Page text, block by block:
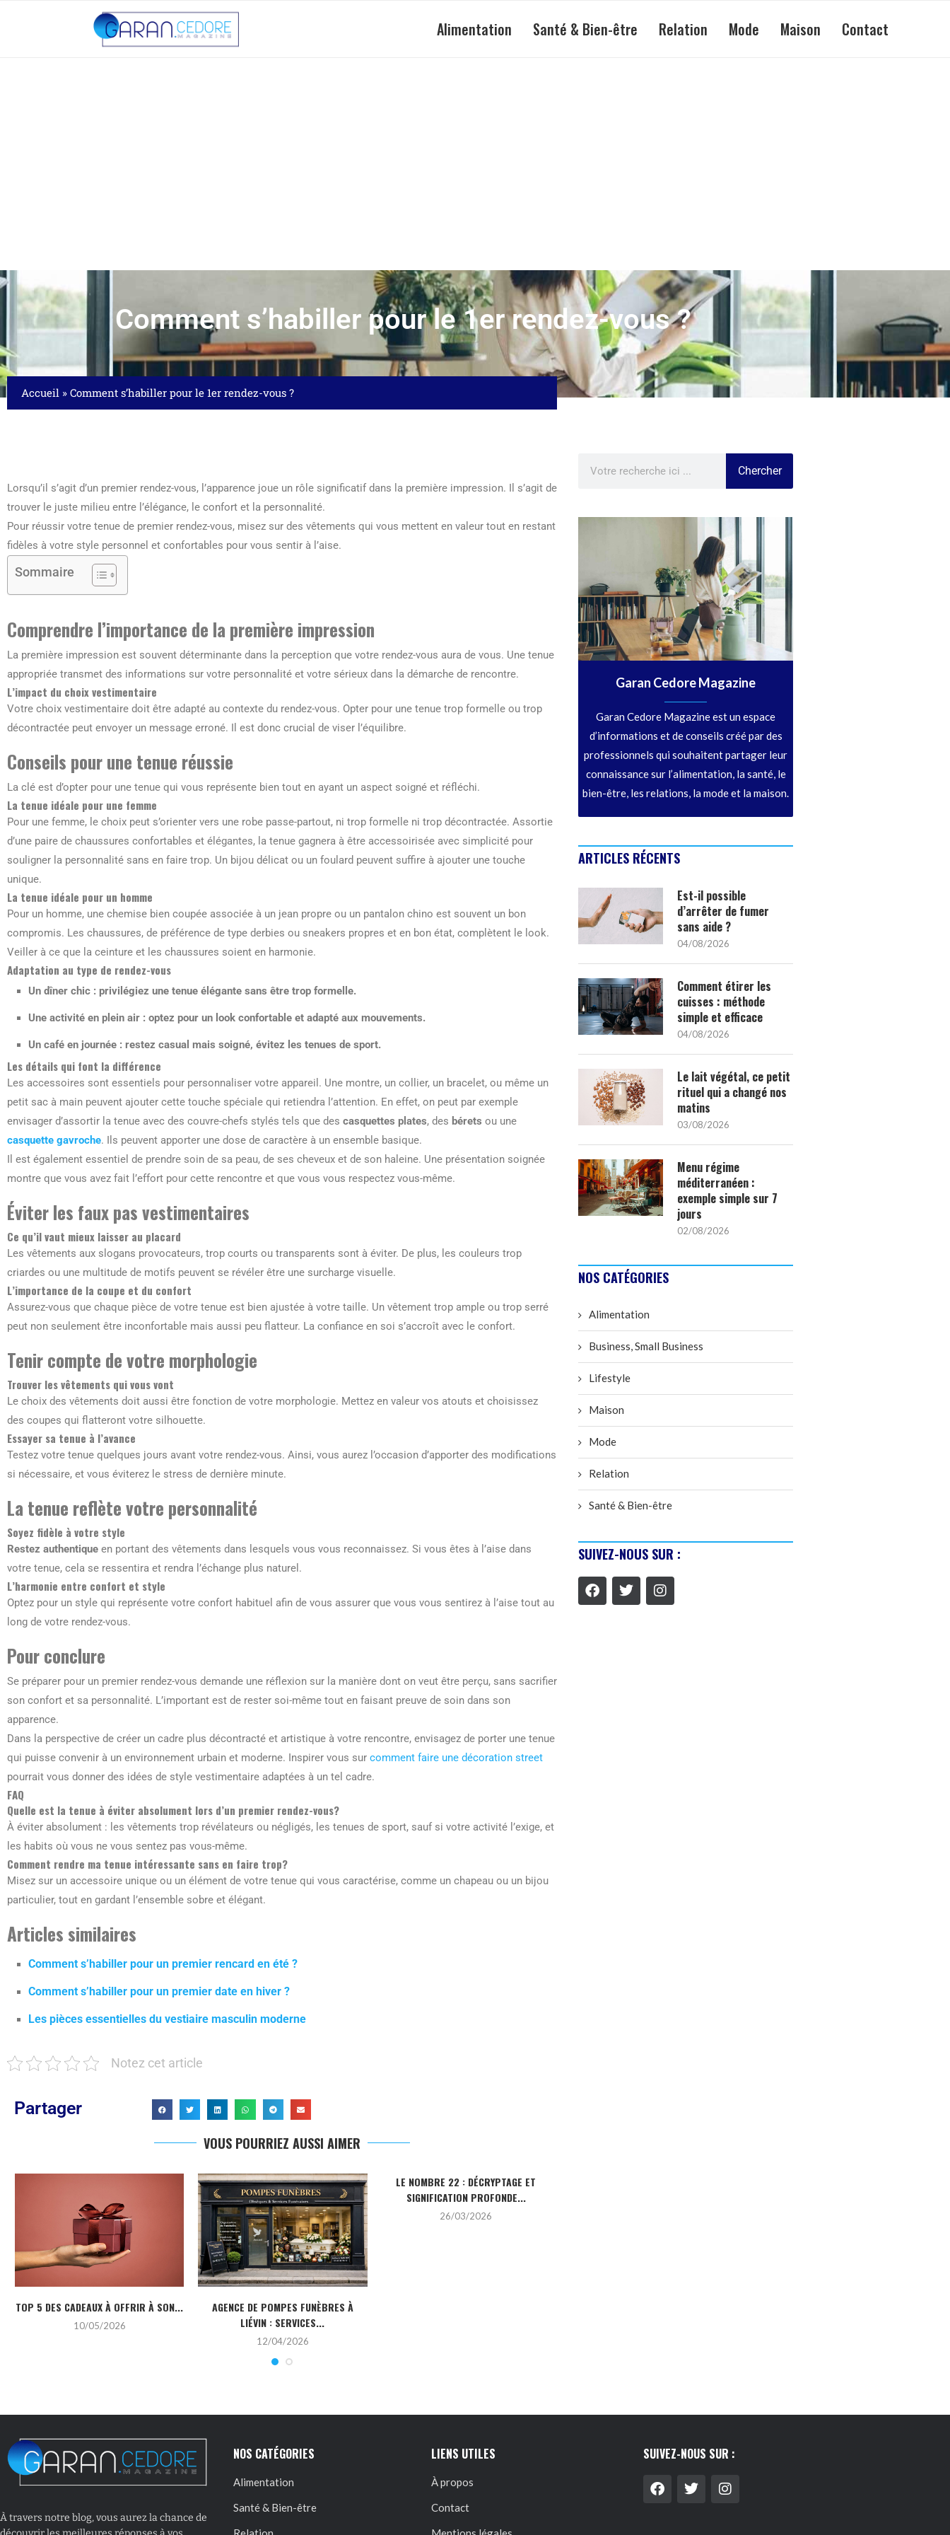
Alimentation Santé & Bien-être Relation Mode Maison Contact
Comment s’habiller pour le 1er rendez-vous ?
Accueil » Comment s’habiller pour le 1er rendez-vous ?
Lorsqu’il s’agit d’un premier rendez-vous, l’apparence joue un rôle significatif dans la première impression. Il s’agit de
trouver le juste milieu entre l’élégance, le confort et la personnalité.
Pour réussir votre tenue de premier rendez-vous, misez sur des vêtements qui vous mettent en valeur tout en restant
fidèles à votre style personnel et confortables pour vous sentir à l’aise.
Sommaire
Comprendre l’importance de la première impression
La première impression est souvent déterminante dans la perception que votre rendez-vous aura de vous. Une tenue
appropriée transmet des informations sur votre personnalité et votre sérieux dans la démarche de rencontre.
L’impact du choix vestimentaire
Votre choix vestimentaire doit être adapté au contexte du rendez-vous. Opter pour une tenue trop formelle ou trop
décontractée peut envoyer un message erroné. Il est donc crucial de viser l’équilibre.
Conseils pour une tenue réussie
La clé est d’opter pour une tenue qui vous représente bien tout en ayant un aspect soigné et réfléchi.
La tenue idéale pour une femme
Pour une femme, le choix peut s’orienter vers une robe passe-partout, ni trop formelle ni trop décontractée. Assortie
d’une paire de chaussures confortables et élégantes, la tenue gagnera à être accessoirisée avec simplicité pour
souligner la personnalité sans en faire trop. Un bijou délicat ou un foulard peuvent suffire à ajouter une touche
unique.
La tenue idéale pour un homme
Pour un homme, une chemise bien coupée associée à un jean propre ou un pantalon chino est souvent un bon
compromis. Les chaussures, de préférence de type derbies ou sneakers propres et en bon état, complètent le look.
Veiller à ce que la ceinture et les chaussures soient en harmonie.
Adaptation au type de rendez-vous
Un dîner chic : privilégiez une tenue élégante sans être trop formelle.
Une activité en plein air : optez pour un look confortable et adapté aux mouvements.
Un café en journée : restez casual mais soigné, évitez les tenues de sport.
Les détails qui font la différence
Les accessoires sont essentiels pour personnaliser votre appareil. Une montre, un collier, un bracelet, ou même un
petit sac à main peuvent ajouter cette touche spéciale qui retiendra l’attention. En effet, on peut par exemple
envisager d’assortir la tenue avec des couvre-chefs stylés tels que des casquettes plates, des bérets ou une
casquette gavroche. Ils peuvent apporter une dose de caractère à un ensemble basique.
Il est également essentiel de prendre soin de sa peau, de ses cheveux et de son haleine. Une présentation soignée
montre que vous avez fait l’effort pour cette rencontre et que vous vous respectez vous-même.
Éviter les faux pas vestimentaires
Ce qu’il vaut mieux laisser au placard
Les vêtements aux slogans provocateurs, trop courts ou transparents sont à éviter. De plus, les couleurs trop
criardes ou une multitude de motifs peuvent se révéler être une surcharge visuelle.
L’importance de la coupe et du confort
Assurez-vous que chaque pièce de votre tenue est bien ajustée à votre taille. Un vêtement trop ample ou trop serré
peut non seulement être inconfortable mais aussi peu flatteur. La confiance en soi s’accroît avec le confort.
Tenir compte de votre morphologie
Trouver les vêtements qui vous vont
Le choix des vêtements doit aussi être fonction de votre morphologie. Mettez en valeur vos atouts et choisissez
des coupes qui flatteront votre silhouette.
Essayer sa tenue à l’avance
Testez votre tenue quelques jours avant votre rendez-vous. Ainsi, vous aurez l’occasion d’apporter des modifications
si nécessaire, et vous éviterez le stress de dernière minute.
La tenue reflète votre personnalité
Soyez fidèle à votre style
Restez authentique en portant des vêtements dans lesquels vous vous reconnaissez. Si vous êtes à l’aise dans
votre tenue, cela se ressentira et rendra l’échange plus naturel.
L’harmonie entre confort et style
Optez pour un style qui représente votre confort habituel afin de vous assurer que vous vous sentirez à l’aise tout au
long de votre rendez-vous.
Pour conclure
Se préparer pour un premier rendez-vous demande une réflexion sur la manière dont on veut être perçu, sans sacrifier
son confort et sa personnalité. L’important est de rester soi-même tout en faisant preuve de soin dans son
apparence.
Dans la perspective de créer un cadre plus décontracté et artistique à votre rencontre, envisagez de porter une tenue
qui puisse convenir à un environnement urbain et moderne. Inspirer vous sur comment faire une décoration street
pourrait vous donner des idées de style vestimentaire adaptées à un tel cadre.
FAQ
Quelle est la tenue à éviter absolument lors d’un premier rendez-vous?
À éviter absolument : les vêtements trop révélateurs ou négligés, les tenues de sport, sauf si votre activité l’exige, et
les habits où vous ne vous sentez pas vous-même.
Comment rendre ma tenue intéressante sans en faire trop?
Misez sur un accessoire unique ou un élément de votre tenue qui vous caractérise, comme un chapeau ou un bijou
particulier, tout en gardant l’ensemble sobre et élégant.
Articles similaires
Comment s’habiller pour un premier rencard en été ?
Comment s’habiller pour un premier date en hiver ?
Les pièces essentielles du vestiaire masculin moderne
Notez cet article
Partager
VOUS POURRIEZ AUSSI AIMER
TOP 5 DES CADEAUX À OFFRIR À SON...
10/05/2026
AGENCE DE POMPES FUNÈBRES À
LIÉVIN : SERVICES...
12/04/2026
LE NOMBRE 22 : DÉCRYPTAGE ET
SIGNIFICATION PROFONDE...
26/03/2026
Chercher
Garan Cedore Magazine
Garan Cedore Magazine est un espace
d’informations et de conseils créé par des
professionnels qui souhaitent partager leur
connaissance sur l’alimentation, la santé, le
bien-être, les relations, la mode et la maison.
ARTICLES RÉCENTS
Est-il possible
d’arrêter de fumer
sans aide ?
04/08/2026
Comment étirer les
cuisses : méthode
simple et efficace
04/08/2026
Le lait végétal, ce petit
rituel qui a changé nos
matins
03/08/2026
Menu régime
méditerranéen :
exemple simple sur 7
jours
02/08/2026
NOS CATÉGORIES
Alimentation
Business, Small Business
Lifestyle
Maison
Mode
Relation
Santé & Bien-être
SUIVEZ-NOUS SUR :
À travers notre blog, vous aurez la chance de
NOS CATÉGORIES
Alimentation
Santé & Bien-être
LIENS UTILES
À propos
Contact
SUIVEZ-NOUS SUR :